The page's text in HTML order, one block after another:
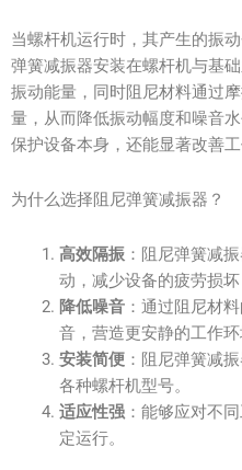
当螺杆机运行时，其产生的振
弹簧减振器安装在螺杆机与基
振动能量，同时阻尼材料通过
量，从而降低振动幅度和噪音
保护设备本身，还能显著改善工
为什么选择阻尼弹簧减振器？
高效隔振：阻尼弹簧减
动，减少设备的疲劳损坏
降低噪音：通过阻尼材
音，营造更安静的工作环
安装简便：阻尼弹簧减
各种螺杆机型号。
适应性强：能够应对不
定运行。